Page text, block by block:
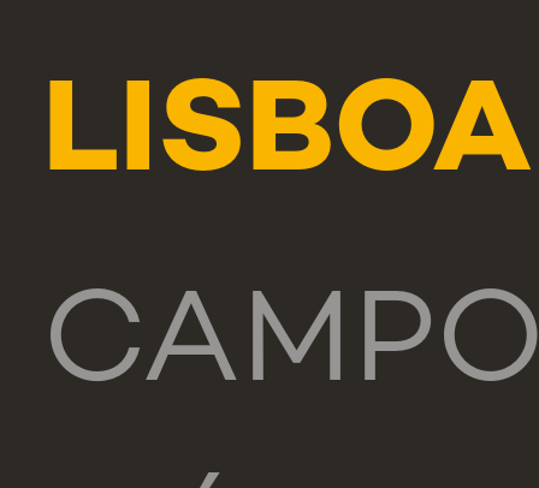
LISBOA